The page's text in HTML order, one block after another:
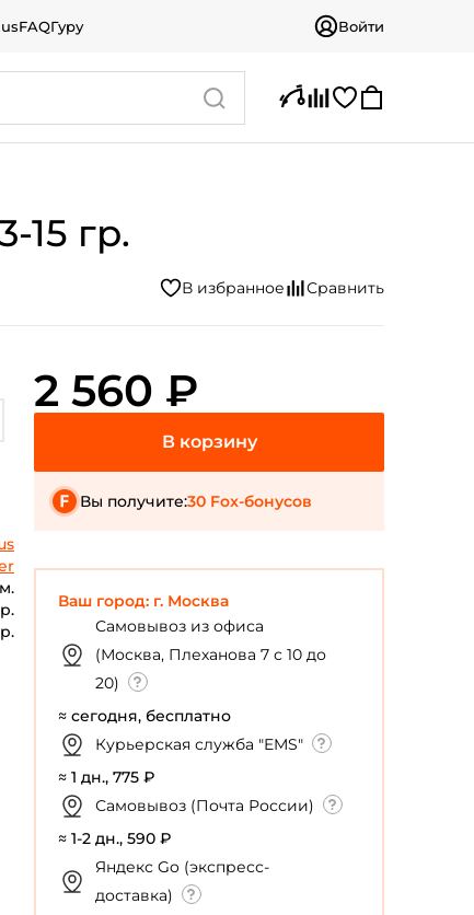
FAQГуру Войти
15 гр.
2 560 ₽
Вы получите:30 Fox-бонусов
Ваш город: г. Москва
Самовывоз из офиса
(Москва, Плеханова 7 с 10 до
20)
≈ сегодня, бесплатно
Курьерская служба "EMS"
≈ 1 дн., 775 ₽
Самовывоз (Почта России)
≈ 1-2 дн., 590 ₽
Яндекс Go (экспресс-
доставка)